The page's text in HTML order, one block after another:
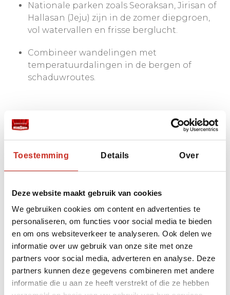
Toestemming Details Over
Deze website maakt gebruik van cookies
We gebruiken cookies om content en advertenties te
personaliseren, om functies voor social media te bieden
en om ons websiteverkeer te analyseren. Ook delen we
informatie over uw gebruik van onze site met onze
partners voor social media, adverteren en analyse. Deze
partners kunnen deze gegevens combineren met andere
informatie die u aan ze heeft verstrekt of die ze hebben
Nationale parken zoals Seoraksan, Jirisan of
Hallasan (Jeju) zijn in de zomer diepgroen,
vol watervallen en frisse berglucht.
Combineer wandelingen met
temperatuurdalingen in de bergen of
schaduwroutes.
Cultuur, stad & dorpen
oude wijken, foodtrails, musea, galerijen,
straatleven.
‘s Avonds leven steden op: nachtmarkten,
lichte shows, live muziek.
Slapen in een dorpsomgeving (hanok,
platteland) betekent vaak rust en koelere
nachten.